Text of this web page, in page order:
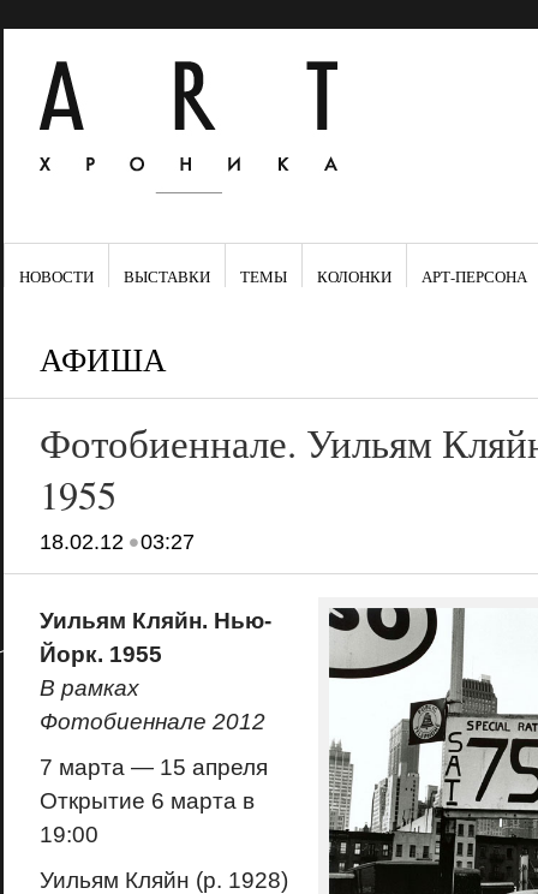
НОВОСТИ ВЫСТАВКИ ТЕМЫ КОЛОНКИ АРТ-ПЕРСОНА
АФИША
Фотобиеннале. Уильям
1955
18.02.12•03:27
Уильям Кляйн. Нью-
Йорк. 1955
В рамках
Фотобиеннале 2012
7 марта — 15 апреля
Открытие 6 марта в
19:00
Уильям Кляйн (р. 1928)